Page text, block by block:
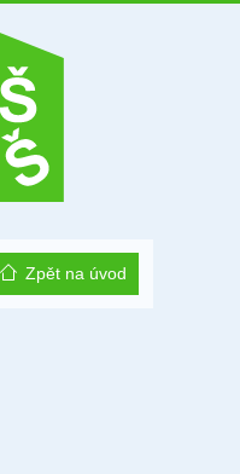
Zpět na úvod